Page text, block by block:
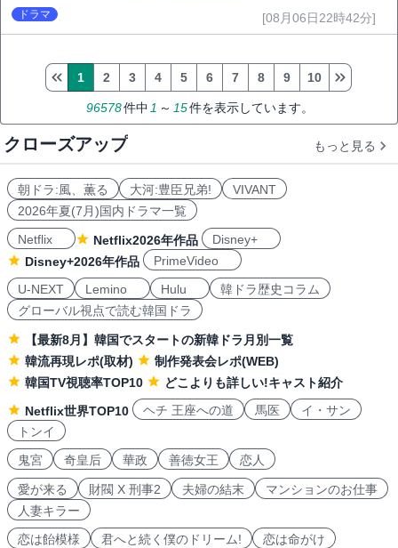
ドラマ [08月06日22時42分]
96578件中 1 ～ 15件を表示しています。
1 2 3 4 5 6 7 8 9 10
クローズアップ もっと見る
朝ドラ:風、薫る 大河:豊臣兄弟!
VIVANT
2026年夏(7月)国内ドラマ一覧
Netflix
Netflix2026年作品
Disney+
Disney+2026年作品
PrimeVideo
U-NEXT
Lemino Hulu
韓ドラ歴史コラム
グローバル視点で読む韓国ドラ
【最新8月】韓国でスタートの新韓ドラ月別一覧
韓流再現レポ(取材)
制作発表会レポ(WEB)
韓国TV視聴率TOP10
どこよりも詳しい!キャスト紹介
Netflix世界TOP10
ヘチ 王座への道 馬医
イ・サン
トンイ
鬼宮
奇皇后 華政 善徳女王 恋人
愛が来る 財閥 X 刑事2 夫婦の結末
マンションのお仕事
人妻キラー
恋は飴模様
君へと続く僕のドリーム! 恋は命がけ